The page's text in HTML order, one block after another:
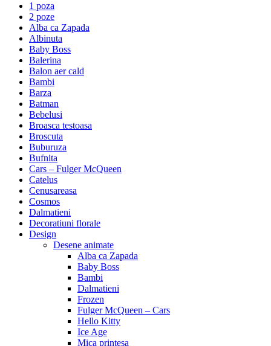
1 poza
2 poze
Alba ca Zapada
Albinuta
Baby Boss
Balerina
Balon aer cald
Bambi
Barza
Batman
Bebelusi
Broasca testoasa
Broscuta
Buburuza
Bufnita
Cars – Fulger McQueen
Catelus
Cenusareasa
Cosmos
Dalmatieni
Decoratiuni florale
Design
Desene animate
Alba ca Zapada
Baby Boss
Bambi
Dalmatieni
Frozen
Fulger McQueen – Cars
Hello Kitty
Ice Age
Mica printesa